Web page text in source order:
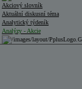
Akciový slovník
Aktuální diskusní téma
Analytický týdeník
Analýzy - Akcie